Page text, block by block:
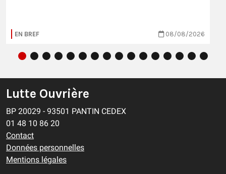
EN BREF 08/08/2026
Lutte Ouvrière
BP 20029 - 93501 PANTIN CEDEX
01 48 10 86 20
Contact
Données personnelles
Mentions légales